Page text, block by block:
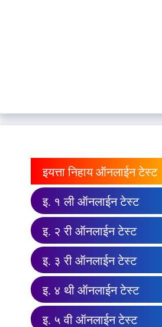
इयत्ता निहाय ऑनलाईन टेस्ट
इ. १ ली ऑनलाईन टेस्ट
इ. २ री ऑनलाईन टेस्ट
इ. ३ री ऑनलाईन टेस्ट
इ. ४ थी ऑनलाईन टेस्ट
इ. ५ वी ऑनलाईन टेस्ट